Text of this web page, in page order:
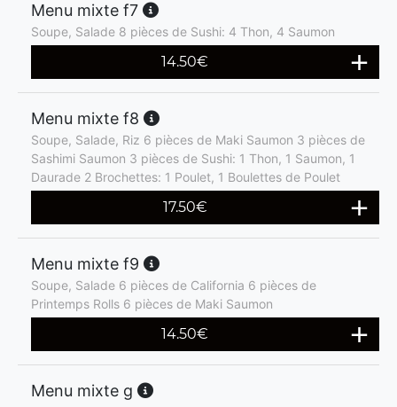
Menu mixte f7
Soupe, Salade 8 pièces de Sushi: 4 Thon, 4 Saumon
14.50€
Menu mixte f8
Soupe, Salade, Riz 6 pièces de Maki Saumon 3 pièces de
Sashimi Saumon 3 pièces de Sushi: 1 Thon, 1 Saumon, 1
Daurade 2 Brochettes: 1 Poulet, 1 Boulettes de Poulet
17.50€
Menu mixte f9
Soupe, Salade 6 pièces de California 6 pièces de
Printemps Rolls 6 pièces de Maki Saumon
14.50€
Menu mixte g